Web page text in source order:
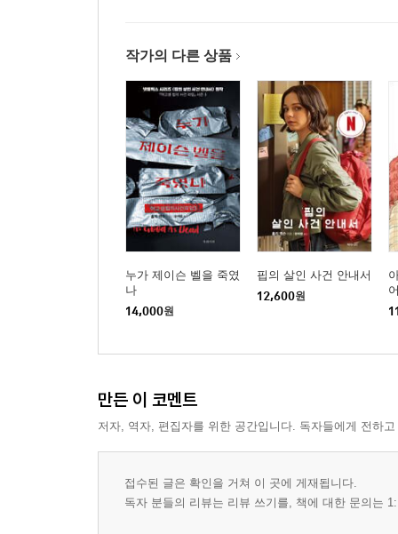
작가의 다른 상품
누가 제이슨 벨을 죽였
나
14,000원
핍의 살인 사건 안내서
12,600원
만든 이 코멘트
저자, 역자, 편집자를 위한 공간입니다. 독자들에게 전하
접수된 글은 확인을 거쳐 이 곳에 게재됩니다.
독자 분들의 리뷰는 리뷰 쓰기를, 책에 대한 문의는